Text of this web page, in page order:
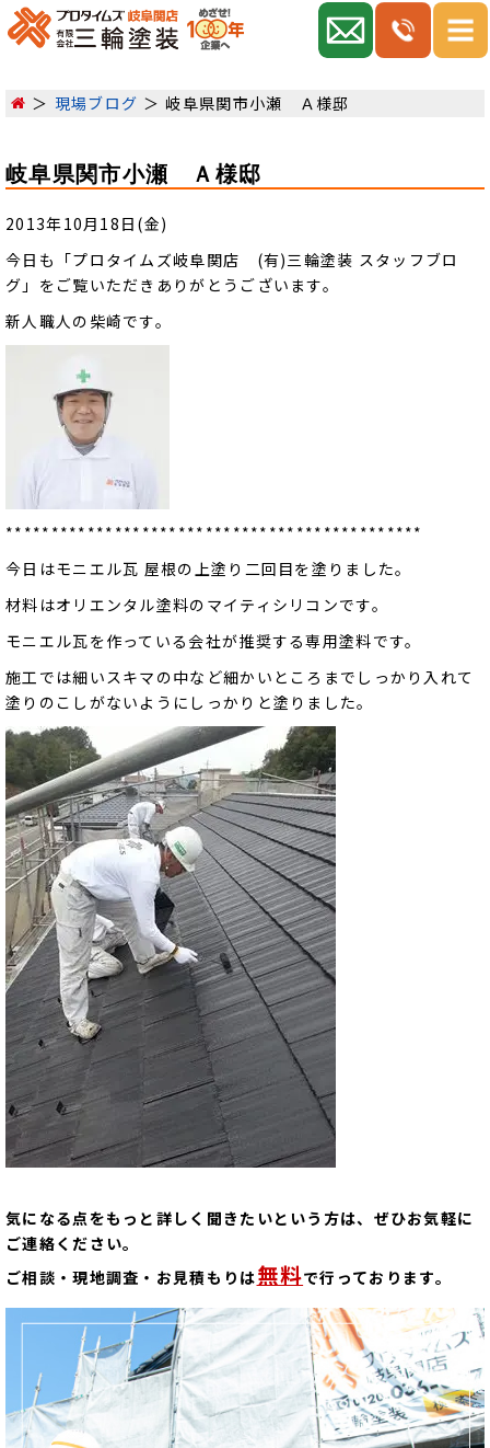
現場ブログ 岐阜県関市小瀬 Ａ様邸
岐阜県関市小瀬 Ａ様邸
2013年10月18日(金)
今日も「プロタイムズ岐阜関店 (有)三輪塗装 スタッフブロ
グ」をご覧いただきありがとうございます。
新人職人の柴崎です。
**********************************************
今日はモニエル瓦 屋根の上塗り二回目を塗りました。
材料はオリエンタル塗料のマイティシリコンです。
モニエル瓦を作っている会社が推奨する専用塗料です。
施工では細いスキマの中など細かいところまでしっかり入れて
塗りのこしがないようにしっかりと塗りました。
気になる点をもっと詳しく聞きたいという方は、ぜひお気軽に
ご連絡ください。
ご相談・現地調査・お見積もりは無料で行っております。